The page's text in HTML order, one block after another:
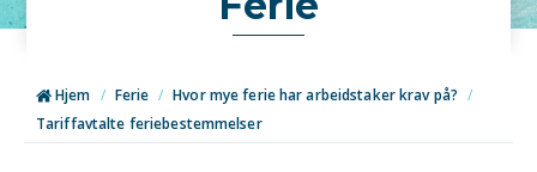
Hjem / Ferie / Hvor mye ferie har arbeidstaker krav på? /
Tariffavtalte feriebestemmelser